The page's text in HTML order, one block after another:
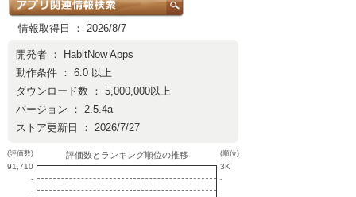
情報取得日 ： 2026/8/7
開発者 ：
HabitNow Apps
動作条件 ： 6.0 以上
ダウンロード数 ： 5,000,000以上
バージョン ： 2.5.4a
ストア更新日 ： 2026/7/27
(評価数)
91,710
-
-
評価数とランキング順位の推移 (順位)
3K
-
-